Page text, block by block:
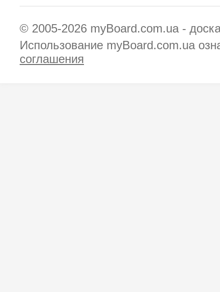
© 2005-2026 myBoard.com.ua -
Использование myBoard.com.ua
соглашения